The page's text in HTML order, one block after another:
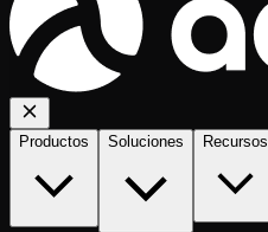
Productos Soluciones Recursos